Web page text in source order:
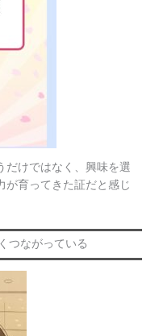
だけではなく、興味を選
が育ってきた証だと感じ
つながっている